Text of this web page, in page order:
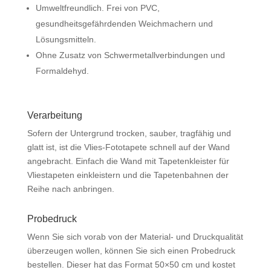
Umweltfreundlich. Frei von PVC,
gesundheitsgefährdenden Weichmachern und
Lösungsmitteln.
Ohne Zusatz von Schwermetallverbindungen und
Formaldehyd.
Verarbeitung
Sofern der Untergrund trocken, sauber, tragfähig und
glatt ist, ist die Vlies-Fototapete schnell auf der Wand
angebracht. Einfach die Wand mit Tapetenkleister für
Vliestapeten einkleistern und die Tapetenbahnen der
Reihe nach anbringen.
Probedruck
Wenn Sie sich vorab von der Material- und Druckqualität
überzeugen wollen, können Sie sich einen Probedruck
bestellen. Dieser hat das Format 50×50 cm und kostet